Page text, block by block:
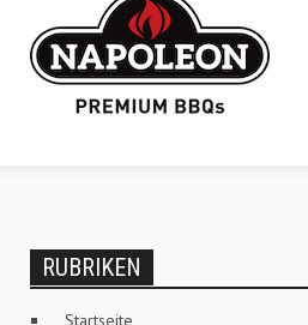
RUBRIKEN
Startseite